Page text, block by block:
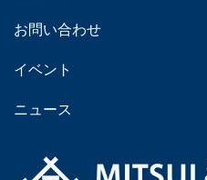
お問い合わせ
イベント
ニュース